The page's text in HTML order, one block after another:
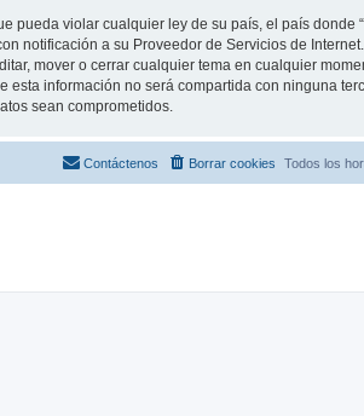
violar cualquier ley de su país, el país donde
notificación a su Proveedor de Servicios de
mover o cerrar cualquier tema en cualquier
información no será compartida con ninguna
sean comprometidos.
Todos los
Borrar cookies
Contáctenos